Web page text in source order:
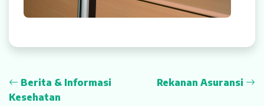
Berita & Informasi
Kesehatan
Rekanan Asuransi